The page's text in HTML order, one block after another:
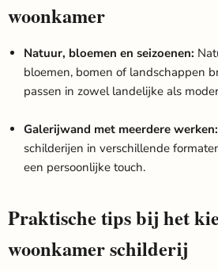
woonkamer
Natuur, bloemen en seizoenen:
bloemen, bomen of landschappen
passen in zowel landelijke als
Galerijwand met meerdere werken:
schilderijen in verschillende
een persoonlijke touch.
Praktische tips bij het
woonkamer schilderij